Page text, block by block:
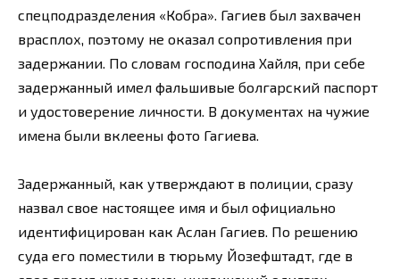
спецподразделения «Кобра». Гагиев был захвачен
врасплох, поэтому не оказал сопротивления при
задержании. По словам господина Хайля, при себе
задержанный имел фальшивые болгарский паспорт
и удостоверение личности. В документах на чужие
имена были вклеены фото Гагиева.
Задержанный, как утверждают в полиции, сразу
назвал свое настоящее имя и был официально
идентифицирован как Аслан Гагиев. По решению
суда его поместили в тюрьму Йозефштадт, где в